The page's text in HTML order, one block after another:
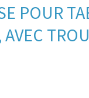
POUR
AVEC